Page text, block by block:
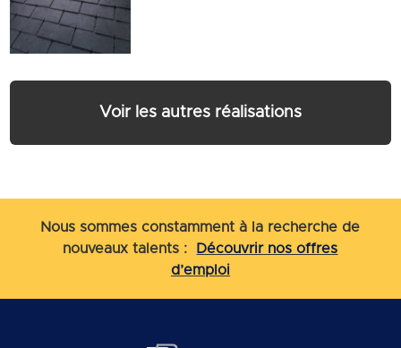
Voir les autres réalisations
Nous sommes constamment à la recherche de
nouveaux talents : Découvrir nos offres
d’emploi